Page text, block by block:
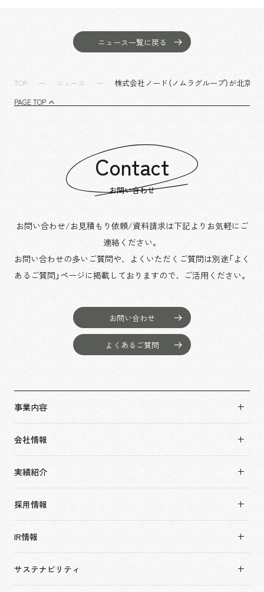
ニュース一覧に戻る
TOP ニュース 株式会社ノード（ノムラグループ）が北京
PAGE TOP
Contact
お問い合わせ
お問い合わせ/お見積もり依頼/資料請求は下記よりお気軽にご
連絡ください。
お問い合わせの多いご質問や、よくいただくご質問は別途「よく
あるご質問」ページに掲載しておりますので、
ご活用ください。
お問い合わせ
よくあるご質問
事業内容
会社情報
ソーシャルグッド
会社概要・アクセス
役員構成・組織図
実績紹介
アーバン & リテール
ホスピタリティ
コーポレート
採用情報
キャリア採用
働く環境
IR情報
サステナビリティ